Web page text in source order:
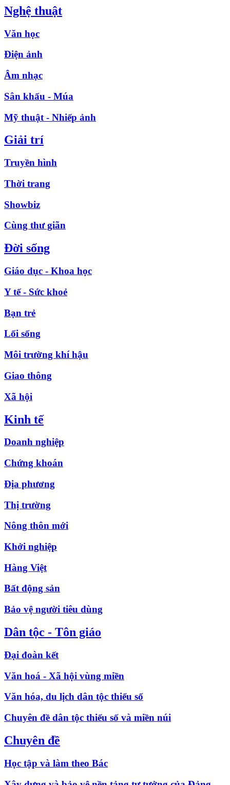
Nghệ thuật
Văn học
Điện ảnh
Âm nhạc
Sân khấu - Múa
Mỹ thuật - Nhiếp ảnh
Giải trí
Truyền hình
Thời trang
Showbiz
Cùng thư giãn
Đời sống
Giáo dục - Khoa học
Y tế - Sức khoẻ
Bạn trẻ
Lối sống
Môi trường khí hậu
Giao thông
Xã hội
Kinh tế
Doanh nghiệp
Chứng khoán
Địa phương
Thị trường
Nông thôn mới
Khởi nghiệp
Hàng Việt
Bất động sản
Bảo vệ người tiêu dùng
Dân tộc - Tôn giáo
Đại đoàn kết
Văn hoá - Xã hội vùng miền
Văn hóa, du lịch dân tộc thiểu số
Chuyên đề dân tộc thiểu số và miền núi
Chuyên đề
Học tập và làm theo Bác